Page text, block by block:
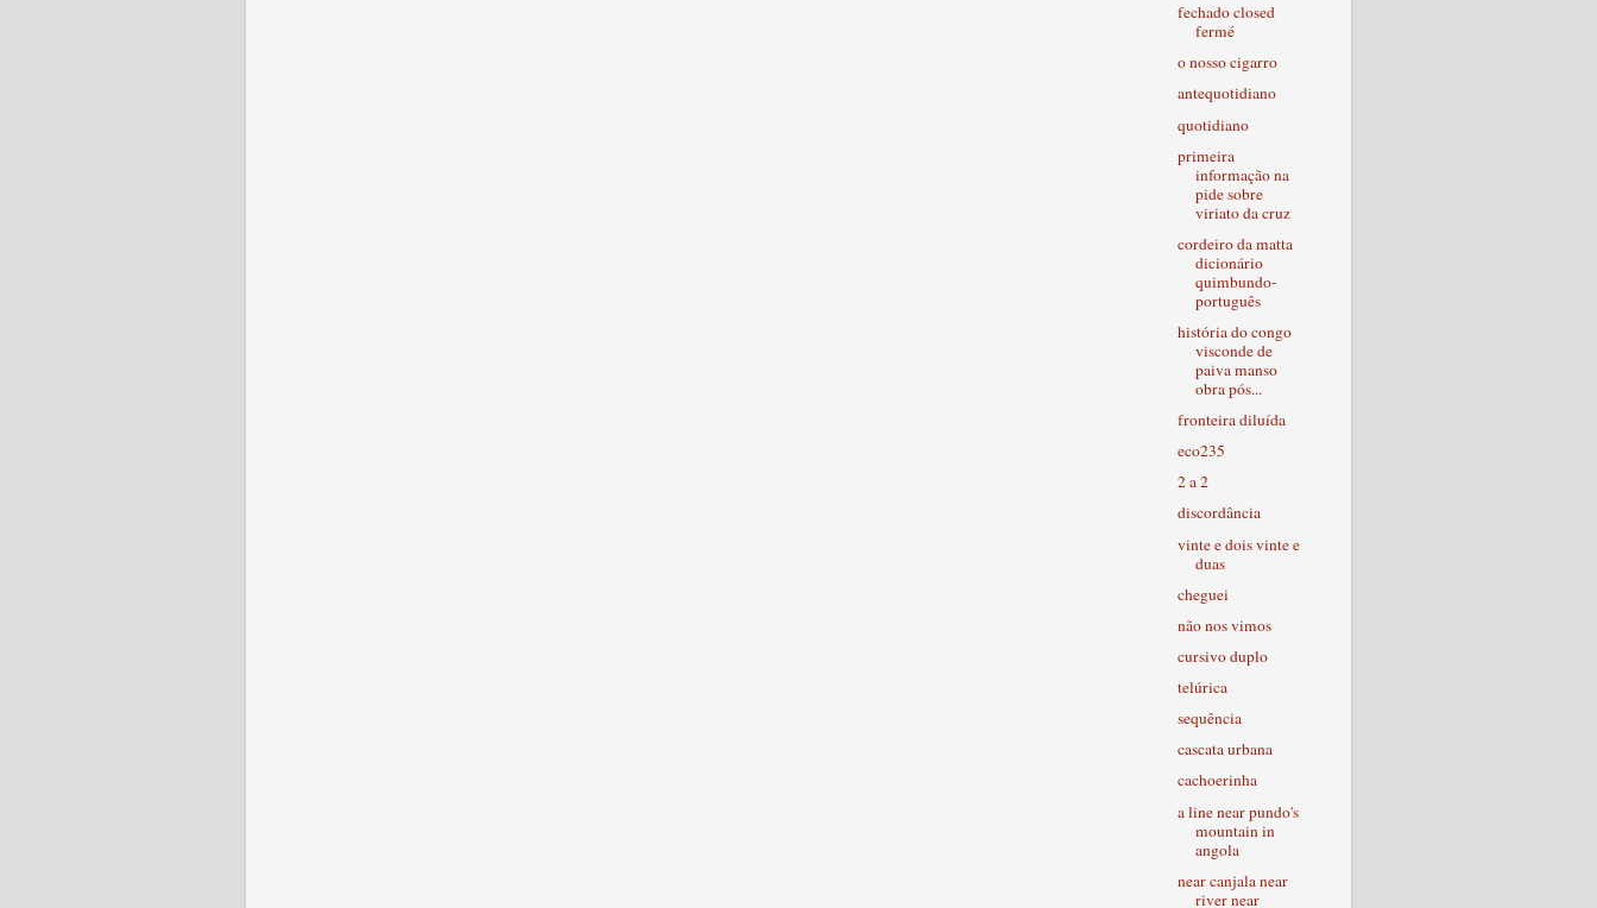
fechado closed
fermé
o nosso cigarro
antequotidiano
quotidiano
primeira
informação na
pide sobre
viriato da cruz
cordeiro da matta
dicionário
quimbundo-
português
história do congo
visconde de
paiva manso
obra pós...
fronteira diluída
eco235
2 a 2
discordância
vinte e dois vinte e
duas
cheguei
não nos vimos
cursivo duplo
telúrica
sequência
cascata urbana
cachoerinha
a line near pundo's
mountain in
angola
near canjala near
river near